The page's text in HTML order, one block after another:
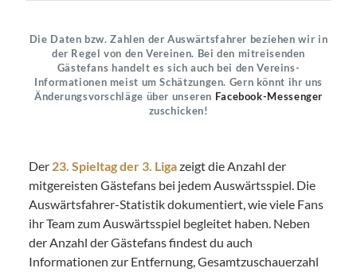
Die Daten bzw. Zahlen der Auswärtsfahrer beziehen wir in
der Regel von den Vereinen. Bei den mitreisenden
Gästefans handelt es sich auch bei den Vereins-
Informationen meist um Schätzungen. Gern könnt ihr uns
Änderungsvorschläge über unseren Facebook-Messenger
zuschicken!
Der 23. Spieltag der 3. Ligazeigt die Anzahl der
mitgereisten Gästefans bei jedem Auswärtsspiel. Die
Auswärtsfahrer-Statistik dokumentiert, wie viele Fans
ihr Team zum Auswärtsspiel begleitet haben. Neben
der Anzahl der Gästefans findest du auch
Informationen zur Entfernung, Gesamtzuschauerzahl